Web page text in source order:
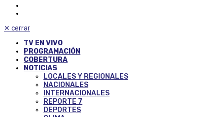
✕ cerrar
TV EN VIVO
PROGRAMACIÓN
COBERTURA
NOTICIAS
LOCALES Y REGIONALES
NACIONALES
INTERNACIONALES
REPORTE 7
DEPORTES